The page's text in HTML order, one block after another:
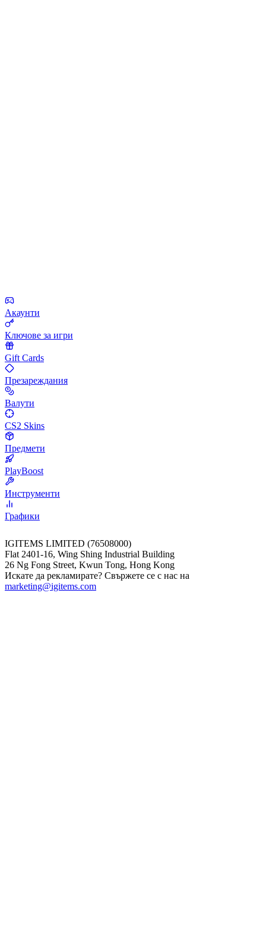
Акаунти
Ключове за игри
Gift Cards
Презареждания
Валути
CS2 Skins
Предмети
PlayBoost
Инструменти
Графики
IGITEMS LIMITED (76508000)
Flat 2401-16, Wing Shing Industrial Building
26 Ng Fong Street, Kwun Tong, Hong Kong
Искате да рекламирате? Свържете се с нас на
marketing@igitems.com